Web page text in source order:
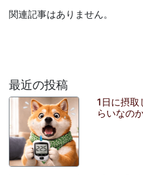
関連記事はありません。
最近の投稿
1日に摂取
らいなの